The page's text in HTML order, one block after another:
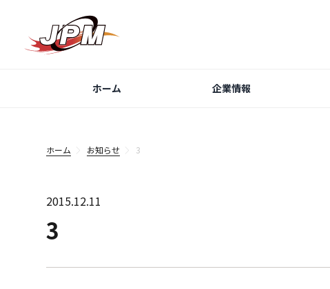
ホーム 企業情報
ホーム お知らせ 3
2015.12.11
3